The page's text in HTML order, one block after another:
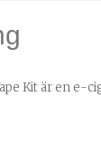
Kit är en e-